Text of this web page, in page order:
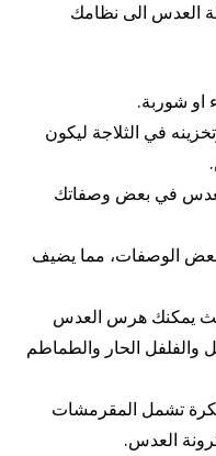
العدس الى نظامك
شوربة.
في الثلاجة ليكون
في بعض وصفاتك
الوصفات، مما يضيف
يمكنك هرس العدس
والفلفل الحار والطماطم
تشمل المقرمشات
العدس.